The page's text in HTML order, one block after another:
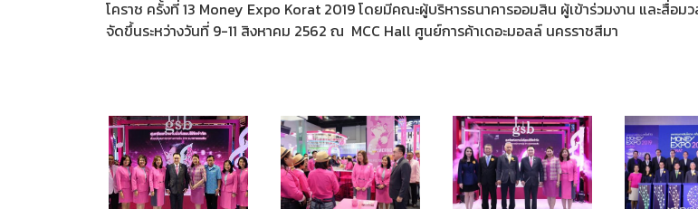
โคราช ครั้งที่ 13 Money Expo Korat 2019 โดยมีคณะผู้บริหารธนาคารออมสิน ผู้เข้าร่วมงาน และสื่อ
จัดขึ้นระหว่างวันที่ 9-11 สิงหาคม 2562 ณ MCC Hall ศูนย์การค้าเดอะมอลล์ นครราชสีมา